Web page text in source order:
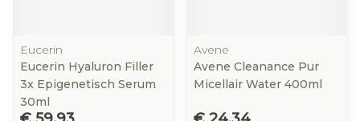
Eucerin
Eucerin Hyaluron Filler
3x Epigenetisch Serum
30ml
Avene
Avene Cleanance Pur
Micellair Water 400ml